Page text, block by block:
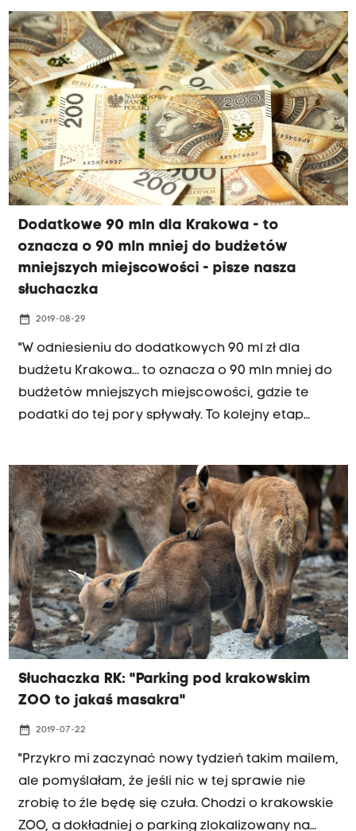
autobusu 239 (odjazd 7.39).
Dodatkowe 90 mln dla Krakowa - to
oznacza o 90 mln mniej do budżetów
mniejszych miejscowości - pisze nasza
słuchaczka
date_range 2019-08-29
"W odniesieniu do dodatkowych 90 ml zł dla
budżetu Krakowa... to oznacza o 90 mln mniej do
budżetów mniejszych miejscowości, gdzie te
podatki do tej pory spływały. To kolejny etap
wyludnienia mniejszych i jeszcze większego
przyrostu tych dużych. To jest chore! To nie ma
nic wspólnego ze zrównoważonym rozwojem,
DEGLOMERACJĄ, o której się teraz tyle mówi. A to
ważne, aby wyrównywać poziom życia.... Dlatego
ja się nie dam wciągnąć w manipulację władz
Krakowa, aby mój podatek dochodowy tu był
płacony. Inne podatki i tak już tu płacę. Gdyby
nie praca, chętnie wróciłabym tam skąd
pochodzę. To jednak, gdzie ta praca jest, zależy
również od władz i braku tej deglomeracji" -
pisze pani Katarzyna.
Słuchaczka RK: "Parking pod krakowskim
ZOO to jakaś masakra"
date_range 2019-07-22
"Przykro mi zaczynać nowy tydzień takim mailem,
ale pomyślałam, że jeśli nic w tej sprawie nie
zrobię to źle będę się czuła. Chodzi o krakowskie
ZOO, a dokładniej o parking zlokalizowany na